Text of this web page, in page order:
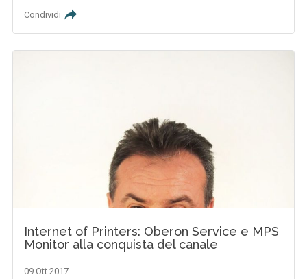
Condividi
Internet of Printers: Oberon Service e MPS
Monitor alla conquista del canale
09 Ott 2017